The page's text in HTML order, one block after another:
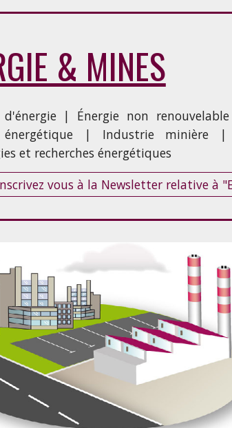
& MINES
d'énergie | Énergie non
énergétique | Industrie minière |
et recherches énergétiques
vous à la Newsletter relative à